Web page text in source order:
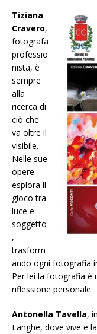
Tiziana
Cravero,
fotografa
professio
nista, è
sempre
alla
ricerca di
ciò che
va oltre il
visibile.
Nelle sue
opere
esplora il
gioco tra
luce e
soggetto
,
trasform
ando ogni fotografia
Per lei la fotografia è
riflessione personale.
Antonella Tavella,
Langhe, dove vive e